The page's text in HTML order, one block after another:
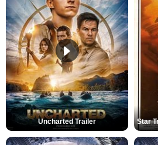
Uncharted Trailer